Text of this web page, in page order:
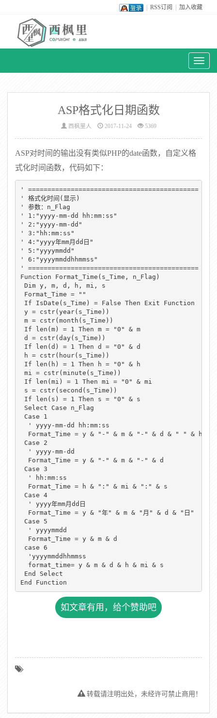
RSS订阅 加入收藏
Toggle
ASP格式化日期函数
西枫里人 2017-11-24 5369
ASP对时间的输出没有类似PHP的date函数，自定义格
式化时间函数，代码如下：
' ============================================
' 格式化时间(显示)
' 参数：n_Flag
' 1:"yyyy-mm-dd hh:mm:ss"
' 2:"yyyy-mm-dd"
' 3:"hh:mm:ss"
' 4:"yyyy年mm月dd日"
' 5:"yyyymmdd"
' 6:"yyyymmddhhmmss"
' ============================================
Function Format_Time(s_Time, n_Flag)
Dim y, m, d, h, mi, s
Format_Time = ""
If IsDate(s_Time) = False Then Exit Function
y = cstr(year(s_Time))
m = cstr(month(s_Time))
If len(m) = 1 Then m = "0" & m
d = cstr(day(s_Time))
If len(d) = 1 Then d = "0" & d
h = cstr(hour(s_Time))
If len(h) = 1 Then h = "0" & h
mi = cstr(minute(s_Time))
If len(mi) = 1 Then mi = "0" & mi
s = cstr(second(s_Time))
If len(s) = 1 Then s = "0" & s
Select Case n_Flag
Case 1
' yyyy-mm-dd hh:mm:ss
Format_Time = y & "-" & m & "-" & d & " " & h &
Case 2
' yyyy-mm-dd
Format_Time = y & "-" & m & "-" & d
Case 3
' hh:mm:ss
Format_Time = h & ":" & mi & ":" & s
Case 4
' yyyy年mm月dd日
Format_Time = y & "年" & m & "月" & d & "日"
Case 5
' yyyymmdd
Format_Time = y & m & d
case 6
'yyyymmddhhmmss
format_time= y & m & d & h & mi & s
End Select
End Function
如文章有用，给个赞助吧
转载请注明出处，未经许可禁止商用！